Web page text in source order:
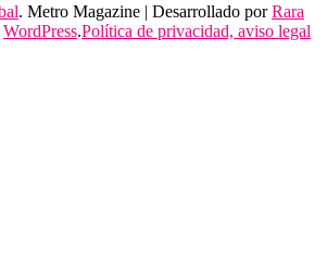
. Metro Magazine | Desarrollado porRara
WordPress.Política de privacidad, aviso legal